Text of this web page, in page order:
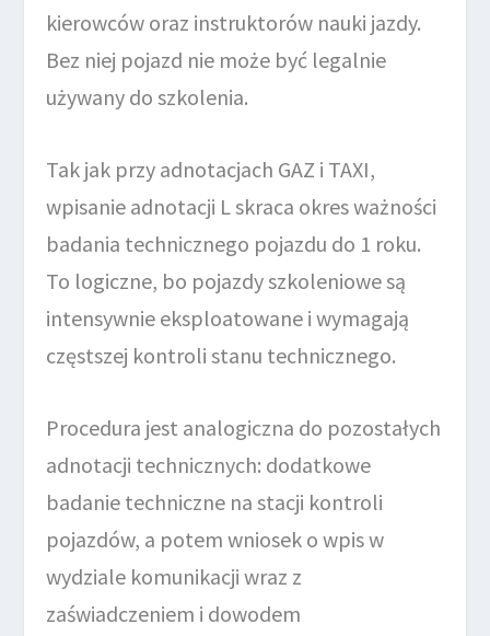
kierowców oraz instruktorów nauki jazdy.
Bez niej pojazd nie może być legalnie
używany do szkolenia.
Tak jak przy adnotacjach GAZ i TAXI,
wpisanie adnotacji L skraca okres ważności
badania technicznego pojazdu do 1 roku.
To logiczne, bo pojazdy szkoleniowe są
intensywnie eksploatowane i wymagają
częstszej kontroli stanu technicznego.
Procedura jest analogiczna do pozostałych
adnotacji technicznych: dodatkowe
badanie techniczne na stacji kontroli
pojazdów, a potem wniosek o wpis w
wydziale komunikacji wraz z
zaświadczeniem i dowodem